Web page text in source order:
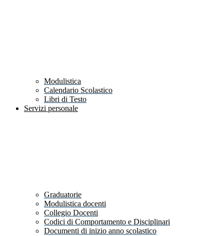
Modulistica
Calendario Scolastico
Libri di Testo
Servizi personale
Graduatorie
Modulistica docenti
Collegio Docenti
Codici di Comportamento e Disciplinari
Documenti di inizio anno scolastico